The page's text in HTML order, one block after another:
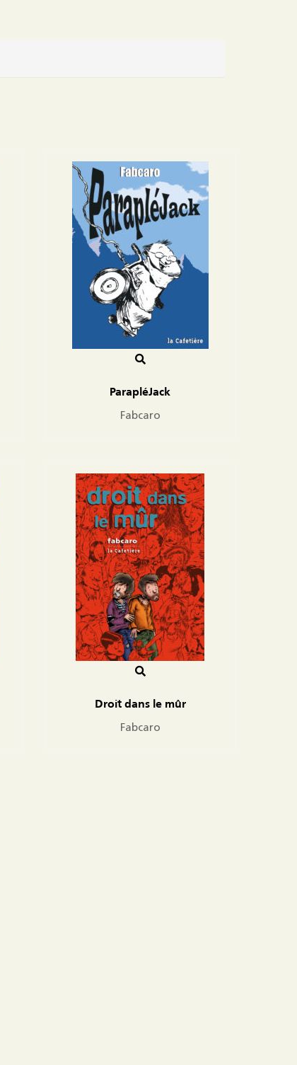
ParapléJack
Fabcaro
Droit dans le mûr
Fabcaro